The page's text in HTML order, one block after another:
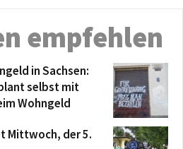
empfehlen
in Sachsen:
selbst mit
Wohngeld
Mittwoch, der 5.